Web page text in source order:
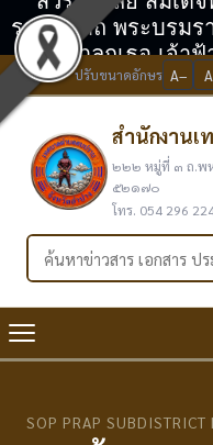
ราชินีนาถ พระบรม
พระเจ้าลูกเธอ เจ้า
มหา
ปรับขนาดอักษร A− A
สำนักงานเ
๒๒๒ หมู่ที่ ๓ ถ.พห
๕๒๑๗๐
โทร. 054 296
ค้นหาในเว็บไซต์
SOP PRAP